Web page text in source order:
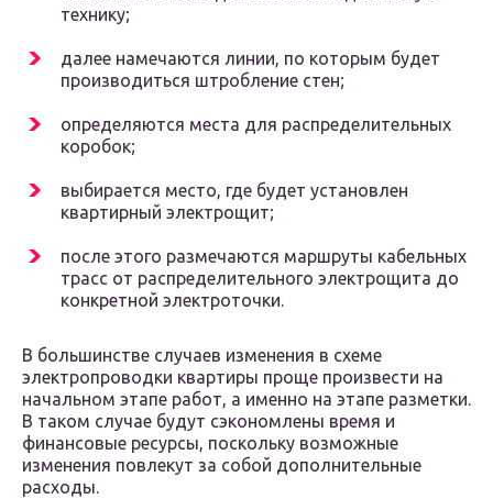
технику;
далее намечаются линии, по которым будет
производиться штробление стен;
определяются места для распределительных
коробок;
выбирается место, где будет установлен
квартирный электрощит;
после этого размечаются маршруты кабельных
трасс от распределительного электрощита до
конкретной электроточки.
В большинстве случаев изменения в схеме
электропроводки квартиры проще произвести на
начальном этапе работ, а именно на этапе разметки.
В таком случае будут сэкономлены время и
финансовые ресурсы, поскольку возможные
изменения повлекут за собой дополнительные
расходы.